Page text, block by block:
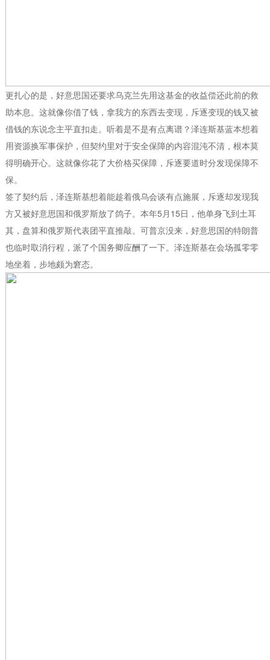
更扎心的是，好意思国还要求乌克兰先用这基金的收益偿还此前的救
助本息。这就像你借了钱，拿我方的东西去变现，斥逐变现的钱又被
借钱的东说念主平直扣走。听着是不是有点离谱？泽连斯基蓝本想着
用资源换军事保护，但契约里对于安全保障的内容混沌不清，根本莫
得明确开心。这就像你花了大价格买保障，斥逐要道时分发现保障不
保。
签了契约后，泽连斯基想着能趁着俄乌会谈有点施展，斥逐却发现我
方又被好意思国和俄罗斯放了鸽子。本年5月15日，他单身飞到土耳
其，盘算和俄罗斯代表团平直推敲。可普京没来，好意思国的特朗普
也临时取消行程，派了个国务卿应酬了一下。泽连斯基在会场孤零零
地坐着，步地颇为窘态。